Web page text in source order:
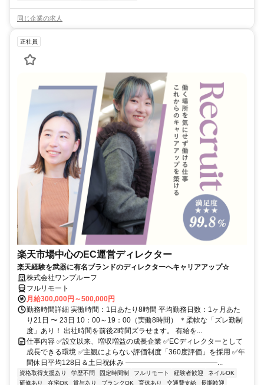
同じ企業の求人
正社員
楽天市場中心のEC運営ディレクター
楽天経験を武器に有名ブランドのディレクターへキャリアアップ☆
株式会社ワンプルーフ
フルリモート
月給300,000円～500,000円
勤務時間詳細 実働時間：1日あたり8時間 平均勤務日数：1ヶ月あた
り21日 〜 23日 10：00～19：00（実働8時間） ＊柔軟な「ズレ勤制
度」あり！ 出社時間を前後2時間ズラせます。 有給を...
仕事内容 ✅設立以来、増収増益の成長企業 ✅ECディレクターとして
成長できる環境 ✅主観によらない評価制度「360度評価」を採用 ✅年
間休日平均128日＆土日祝休み ―――――――――――――...
資格取得支援あり 学歴不問 固定時間制 フルリモート 経験者歓迎
ネイルOK
研修あり
在宅OK 賞与あり ブランクOK 育休あり 交通費支給
長期歓迎